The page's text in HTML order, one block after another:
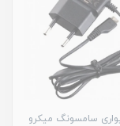
سامسونگ میکرو